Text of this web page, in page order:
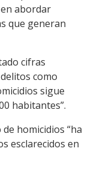
abordar
que generan
cifras
como
sigue
habitantes”.
homicidios “ha
esclarecidos en